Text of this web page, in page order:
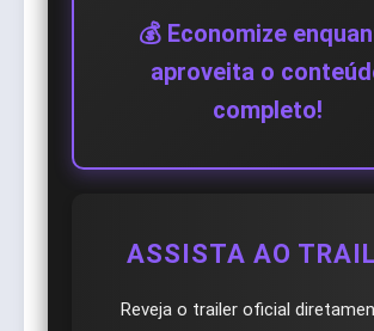
💰 Economize
aproveita o
completo!
ASSISTA AO
Reveja o trailer oficial